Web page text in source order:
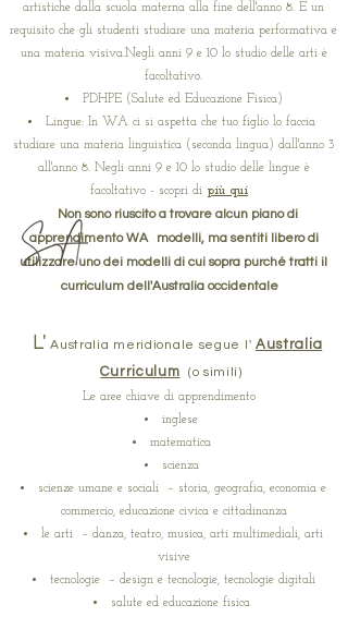
artistiche dalla scuola materna alla fine dell'anno 8. È un
requisito che gli studenti studiare una materia performativa e
una materia visiva.Negli anni 9 e 10 lo studio delle arti è
facoltativo.
PDHPE (Salute ed Educazione Fisica)
Lingue: In WA ci si aspetta che tuo figlio lo faccia
studiare una materia linguistica (seconda lingua) dall'anno 3
all'anno 8. Negli anni 9 e 10 lo studio delle lingue è
facoltativo - scopri di più qui
Non sono riuscito a trovare alcun piano di
apprendimento WA
modelli, ma sentiti libero di
utilizzare uno dei modelli di cui sopra purché tratti il
curriculum dell'Australia occidentale
L' Australia meridionale segue l' Australia
Curriculum
(o simili)
Le aree chiave di apprendimento
inglese
matematica
scienza
scienze umane e sociali – storia, geografia, economia e
commercio, educazione civica e cittadinanza
le arti – danza, teatro, musica, arti multimediali, arti
visive
tecnologie– design e tecnologie, tecnologie digitali
salute ed educazione fisica